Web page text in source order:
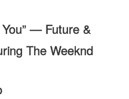
You” — Future &
The Weeknd